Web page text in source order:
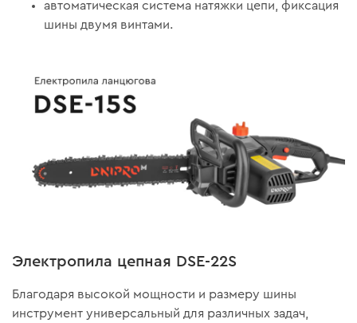
автоматическая система натяжки цепи, фиксация
шины двумя винтами.
Электропила цепная DSE-22S
Благодаря высокой мощности и размеру шины
инструмент универсальный для различных задач,